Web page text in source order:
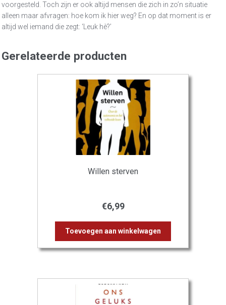
voorgesteld. Toch zijn er ook altijd mensen die zich in zo’n situatie
alleen maar afvragen: hoe kom ik hier weg? En op dat moment is er
altijd wel iemand die zegt: ‘Leuk hè?’
Gerelateerde producten
Willen sterven
€6,99
Toevoegen aan winkelwagen